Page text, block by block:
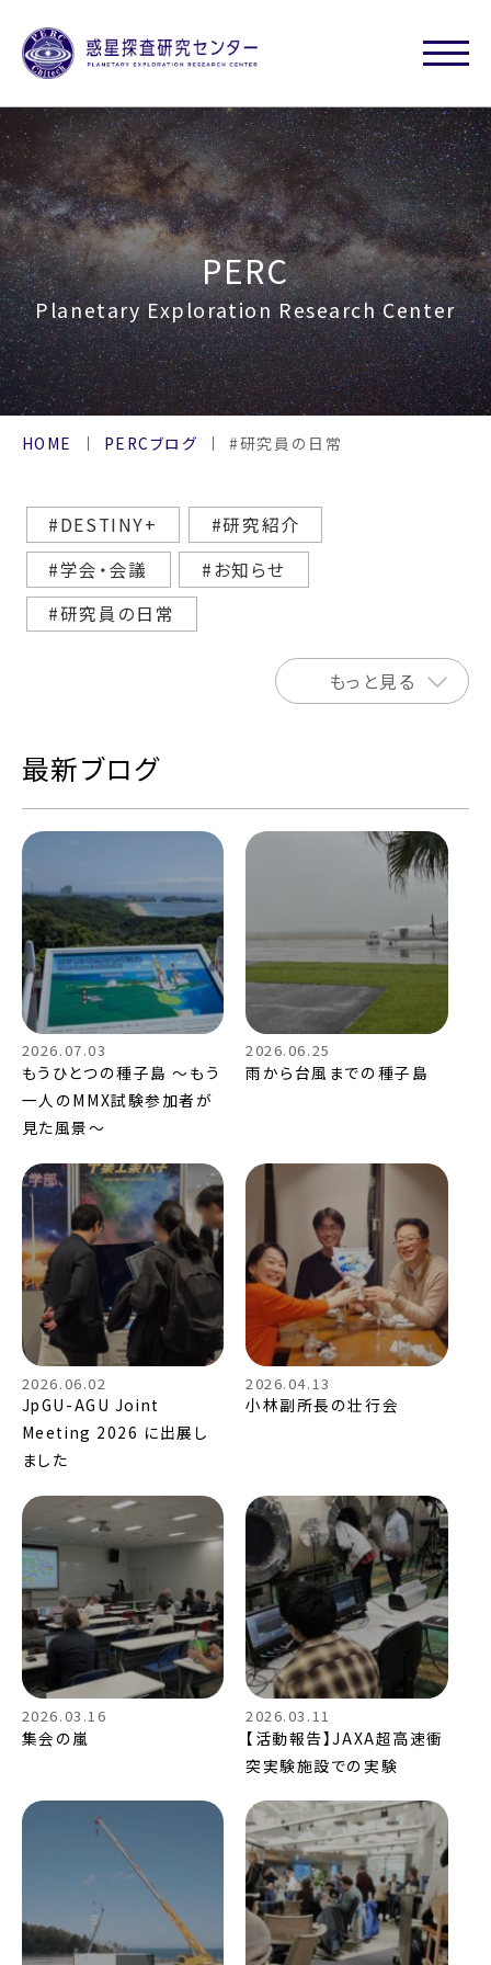
PERC
Planetary Exploration Research Center
HOME PERCブログ #研究員の日常
#DESTINY+
#研究紹介
#学会・会議
#お知らせ
#研究員の日常
もっと見る
最新ブログ
2026.07.03
もうひとつの種子島 ～もう
一人のMMX試験参加者が
見た風景～
2026.06.25
雨から台風までの種子島
2026.06.02
JpGU-AGU Joint
Meeting 2026 に出展し
ました
2026.04.13
小林副所長の壮行会
2026.03.16
集会の嵐
2026.03.11
【活動報告】JAXA超高速衝
突実験施設での実験